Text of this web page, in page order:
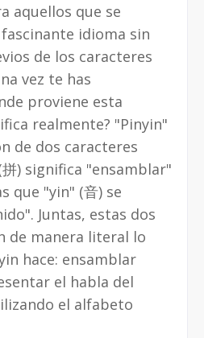
aquellos que se
idioma sin
de los caracteres
vez te has
proviene esta
realmente? "Pinyin"
de dos caracteres
) significa "ensamblar"
que "yin" (音) se
Juntas, estas dos
de manera literal lo
hace: ensamblar
el habla del
el alfabeto